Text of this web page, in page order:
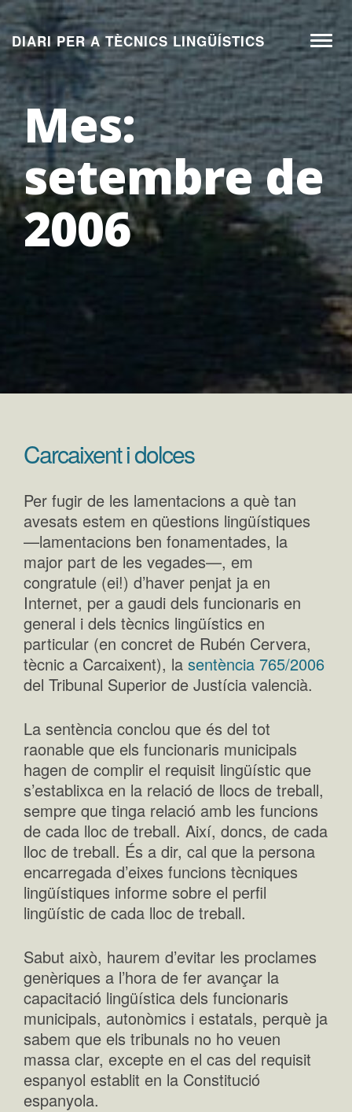
Aneu
al
contingut
DIARI PER A TÈCNICS LINGÜÍSTICS
Mes:
setembre de
2006
Carcaixent i dolces
Per fugir de les lamentacions a què tan
avesats estem en qüestions lingüístiques
—lamentacions ben fonamentades, la
major part de les vegades—, em
congratule (ei!) d’haver penjat ja en
Internet, per a gaudi dels funcionaris en
general i dels tècnics lingüístics en
particular (en concret de Rubén Cervera,
tècnic a Carcaixent), la sentència 765/2006
del Tribunal Superior de Justícia valencià.
La sentència conclou que és del tot
raonable que els funcionaris municipals
hagen de complir el requisit lingüístic que
s’establixca en la relació de llocs de treball,
sempre que tinga relació amb les funcions
de cada lloc de treball. Així, doncs, de cada
lloc de treball. És a dir, cal que la persona
encarregada d’eixes funcions tècniques
lingüístiques informe sobre el perfil
lingüístic de cada lloc de treball.
Sabut això, haurem d’evitar les proclames
genèriques a l’hora de fer avançar la
capacitació lingüística dels funcionaris
municipals, autonòmics i estatals, perquè ja
sabem que els tribunals no ho veuen
massa clar, excepte en el cas del requisit
espanyol establit en la Constitució
espanyola.